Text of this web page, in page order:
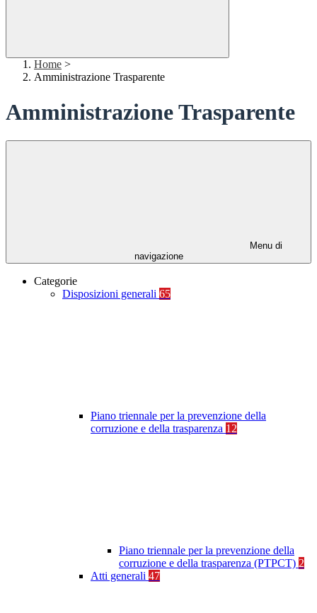
Home >
Amministrazione Trasparente
Amministrazione Trasparente
Menu di
navigazione
Categorie
Disposizioni generali 65
Piano triennale per la prevenzione della
corruzione e della trasparenza 12
Piano triennale per la prevenzione della
corruzione e della trasparenza (PTPCT) 2
Atti generali 47